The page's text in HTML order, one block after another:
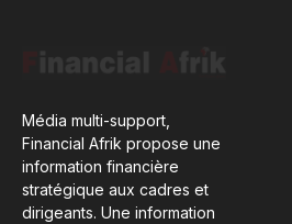
Média multi-support,
Financial Afrik propose une
information financière
stratégique aux cadres et
dirigeants. Une information